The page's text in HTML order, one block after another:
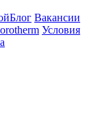
Вакансии
Условия